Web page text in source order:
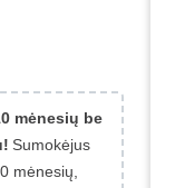
mėnesių be
Sumokėjus
mėnesių,